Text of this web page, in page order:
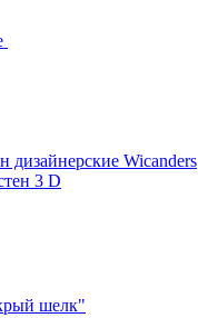
дизайнерские Wicanders
3 D
шелк"